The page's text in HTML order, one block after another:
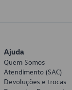
Ajuda
Quem Somos
Atendimento (SAC)
Devoluções e trocas